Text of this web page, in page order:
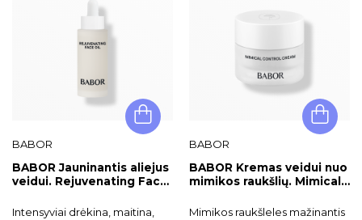
BABOR
BABOR Jauninantis aliejus
veidui. Rejuvenating Face
Intensyviai drėkina, maitina,
BABOR
BABOR Kremas veidui nuo
mimikos raukšlių. Mimical
Mimikos raukšleles mažinantis